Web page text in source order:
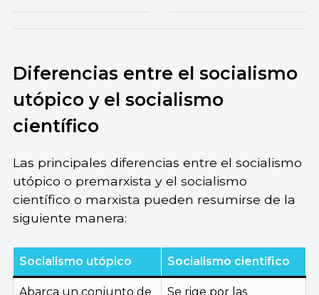
Diferencias entre el socialismo
utópico y el socialismo
científico
Las principales diferencias entre el socialismo
utópico o premarxista y el socialismo
científico o marxista pueden resumirse de la
siguiente manera:
Socialismo utópico Socialismo científico
Abarca un conjunto de
Se rige por las